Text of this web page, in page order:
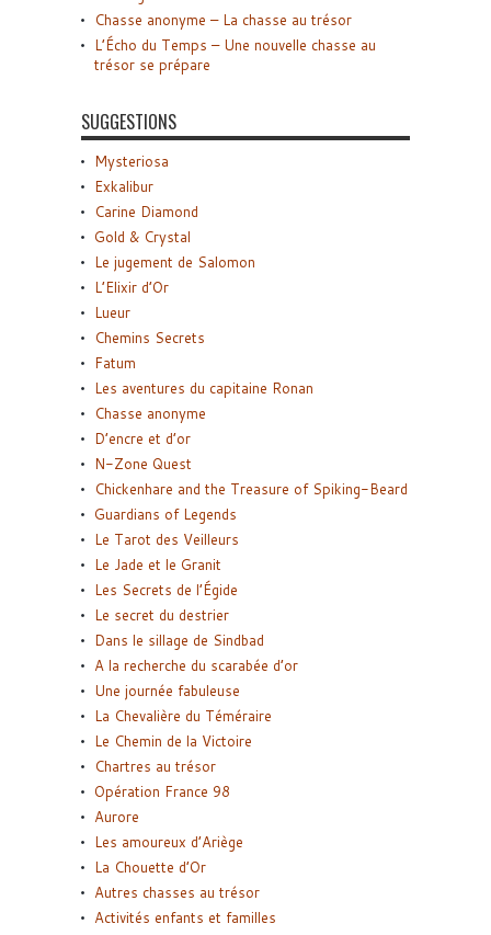
Chasse anonyme – La chasse au trésor
L’Écho du Temps – Une nouvelle chasse au
trésor se prépare
SUGGESTIONS
Mysteriosa
Exkalibur
Carine Diamond
Gold & Crystal
Le jugement de Salomon
L’Elixir d’Or
Lueur
Chemins Secrets
Fatum
Les aventures du capitaine Ronan
Chasse anonyme
D’encre et d’or
N-Zone Quest
Chickenhare and the Treasure of Spiking-Beard
Guardians of Legends
Le Tarot des Veilleurs
Le Jade et le Granit
Les Secrets de l’Égide
Le secret du destrier
Dans le sillage de Sindbad
A la recherche du scarabée d’or
Une journée fabuleuse
La Chevalière du Téméraire
Le Chemin de la Victoire
Chartres au trésor
Opération France 98
Aurore
Les amoureux d’Ariège
La Chouette d’Or
Autres chasses au trésor
Activités enfants et familles